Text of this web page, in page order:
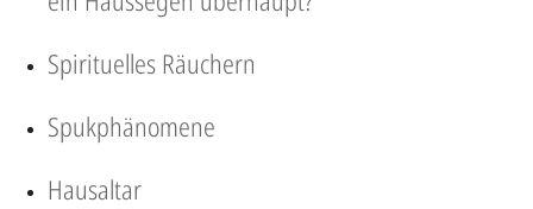
Spirituelles Räuchern
Spukphänomene
Hausaltar